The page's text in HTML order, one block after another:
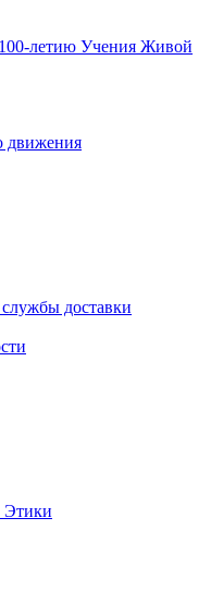
летию Учения Живой
движения
службы доставки
Этики